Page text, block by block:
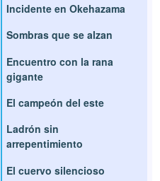
Incidente en Okehazama
Sombras que se alzan
Encuentro con la rana
gigante
El campeón del este
Ladrón sin
arrepentimiento
El cuervo silencioso